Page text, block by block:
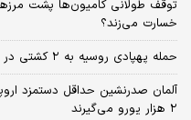
توقف طولانی کامیون‌ها پشت
خسارت می‌زند؟
حمله پهپادی روسیه به ۲ کشتی در دریای سیاه
آلمان صدرنشین حداقل دستمزد
۲ هزار یورو می‌گیرند